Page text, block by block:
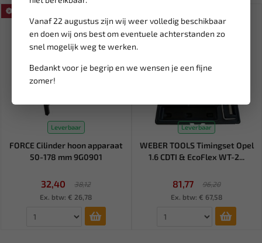
Vanaf 22 augustus zijn wij weer volledig beschikbaar
en doen wij ons best om eventuele achterstanden zo
snel mogelijk weg te werken.
Bedankt voor je begrip en we wensen je een fijne
zomer!
Leverbaar
FORCE Cilinder hoon apparaat
50-178 mm 9G0901
32,40
38,12
Ex. btw: € 26,78
Leverbaar
WEBER TOOLS Timingset Opel
1.6 CDTI & EcoFlex WT-2...
81,77
96,20
Ex. btw: € 67,58